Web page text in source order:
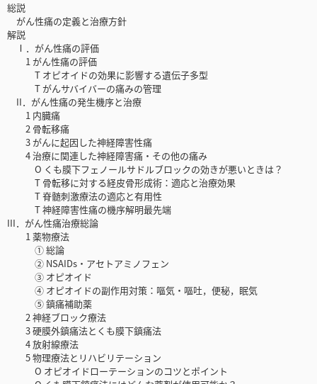
総説
がん性痛の定義と治療方針
解説
Ⅰ．がん性痛の評価
1 がん性痛の評価
T オピオイドの効果に影響する遺伝子多型
T がんサバイバーの痛みの管理
II．がん性痛の発生機序と治療
1 内臓痛
2 骨転移痛
3 がんに起因した神経障害性痛
4 治療に関連した神経障害痛・その他の痛み
O くも膜下フェノールサドルブロックの効きが悪いときは？
T 骨転移に対する経皮骨形成術：適応と治療効果
T 脊髄刺激療法の適応と有用性
T 神経障害性痛の機序解明最先端
III．がん性痛治療総論
1 薬物療法
① 総論
② NSAIDs・アセトアミノフェン
③ オピオイド
④ オピオイドの副作用対策：嘔気・嘔吐，便秘，眠気
⑤ 鎮痛補助薬
2 神経ブロック療法
3 硬膜外鎮痛法とくも膜下鎮痛法
4 放射線療法
5 物理療法とリハビリテーション
O オピオイドローテーションのコツとポイント